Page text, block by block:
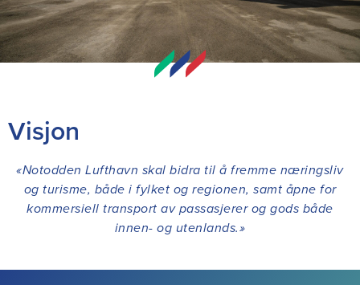
Visjon
«Notodden Lufthavn skal bidra til å fremme næringsliv
og turisme, både i fylket og regionen, samt åpne for
kommersiell transport av passasjerer og gods både
innen- og utenlands.»